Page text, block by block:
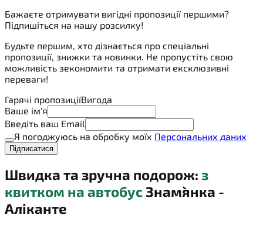
Бажаєте отримувати вигідні пропозиції першими?
Підпишіться на нашу розсилку!
Будьте першим, хто дізнається про спеціальні
пропозиції, знижки та новинки. Не пропустіть свою
можливість зекономити та отримати ексклюзивні
переваги!
Гарячі пропозиціїВигода
Ваше ім'я
Введіть ваш Email
Я погоджуюсь на обробку моїх Персональних даних
Підписатися
Швидка та зручна подорож: з
квитком на автобусЗнам`янка -
Аліканте